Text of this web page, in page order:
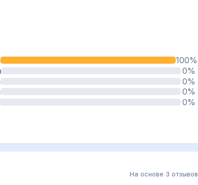
100%
0%
0%
0%
0%
На основе 3 отзывов